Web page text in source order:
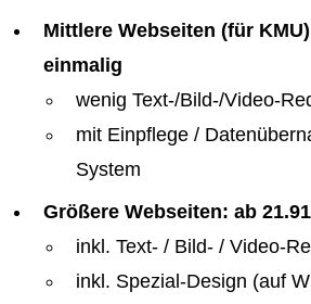
Mittlere Webseiten (für
einmalig
wenig Text-/Bild-/Video-
mit Einpflege /
System
Größere Webseiten: ab
inkl. Text- / Bild- / Video-
inkl. Spezial-Design (auf